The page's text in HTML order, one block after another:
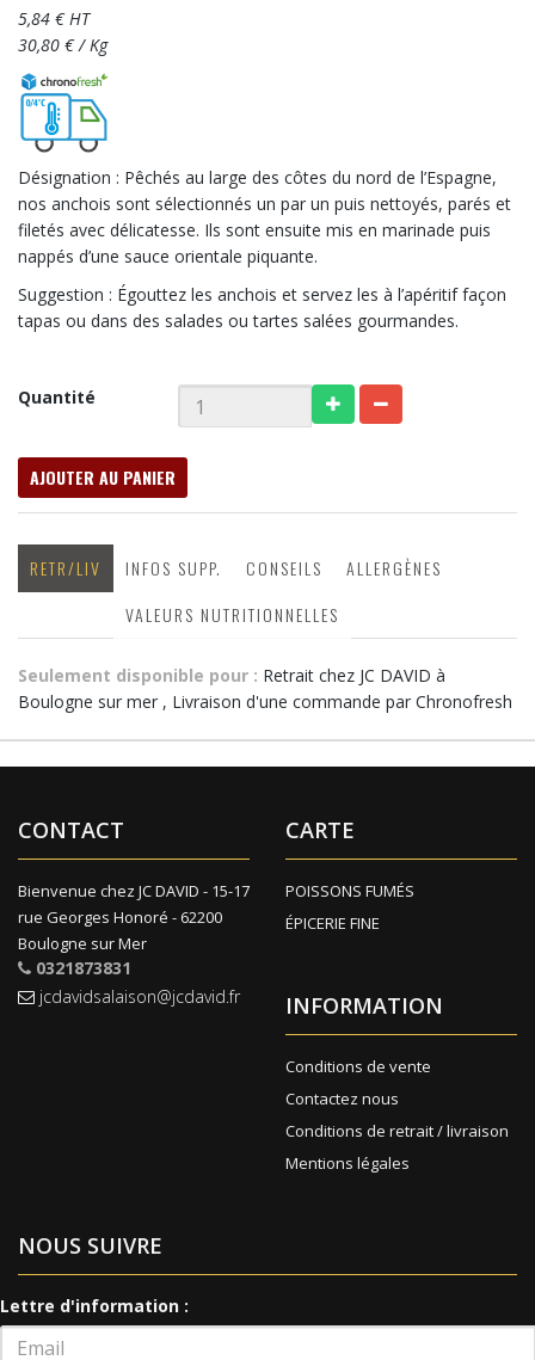
5,84 € HT
30,80 € / Kg
Désignation : Pêchés au large des côtes du nord de l’Espagne,
nos anchois sont sélectionnés un par un puis nettoyés, parés et
filetés avec délicatesse. Ils sont ensuite mis en marinade puis
nappés d’une sauce orientale piquante.
Suggestion : Égouttez les anchois et servez les à l’apéritif façon
tapas ou dans des salades ou tartes salées gourmandes.
Quantité
AJOUTER AU PANIER
RETR/LIV INFOS SUPP. CONSEILS
ALLERGÈNES
VALEURS NUTRITIONNELLES
Seulement disponible pour : Retrait chez JC DAVID à
Boulogne sur mer , Livraison d'une commande par Chronofresh
CONTACT
Bienvenue chez JC DAVID - 15-17
rue Georges Honoré - 62200
Boulogne sur Mer
0321873831
jcdavidsalaison@jcdavid.fr
CARTE
POISSONS FUMÉS
ÉPICERIE FINE
INFORMATION
Conditions de vente
Contactez nous
Conditions de retrait / livraison
Mentions légales
NOUS SUIVRE
Lettre d'information :